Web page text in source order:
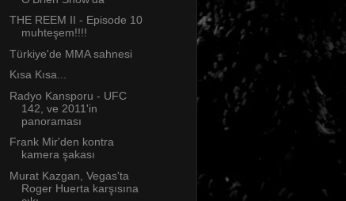
THE REEM II - Episode 10
muhteşem!!!!
Türkiye'de MMA sahnesi
Kısa Kısa...
Radyo Kansporu - UFC
142, ve 2011'in
panoraması
Frank Mir'den kontra
kamera şakası
Murat Kazgan, Vegas'ta
Roger Huerta karşısına